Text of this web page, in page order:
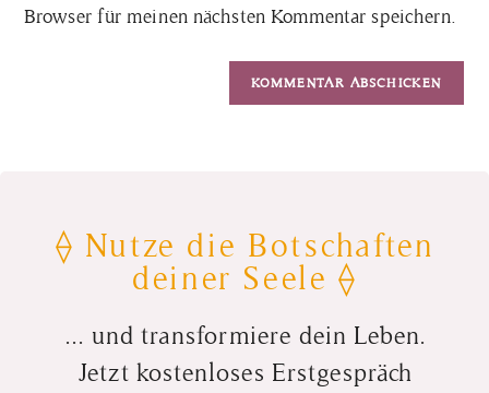
Browser für meinen nächsten Kommentar speichern.
⟠ Nutze die Botschaften
deiner Seele ⟠
... und transformiere dein Leben.
Jetzt kostenloses Erstgespräch